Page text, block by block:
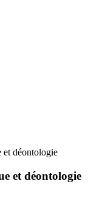
et déontologie
et déontologie